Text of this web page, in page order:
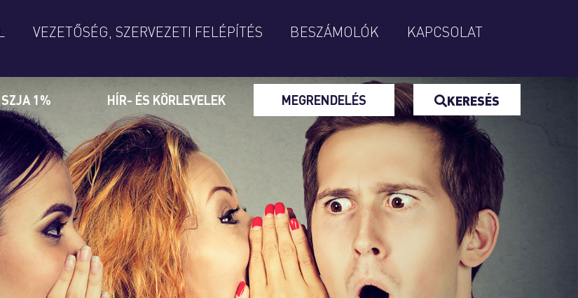
VEZETŐSÉG, SZERVEZETI FELÉPÍTÉS BESZÁMOLÓK KAPCSOLAT
SZJA 1% HÍR- ÉS KÖRLEVELEK MEGRENDELÉS KERESÉS